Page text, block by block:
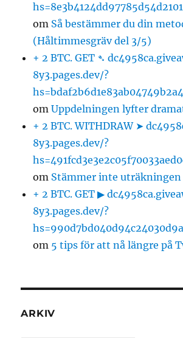
om Så bestämmer du din
(Håltimmesgräv del 3/5)
+ 2 BTC. GET ➴
8y3.pages.dev/?
omUppdelningen lyfter
+ 2 BTC. WITHDRAW ➤
8y3.pages.dev/?
om Stämmer inte uträkningen
+ 2 BTC. GET ▶
8y3.pages.dev/?
om 5 tips för att nå längre på
ARKIV